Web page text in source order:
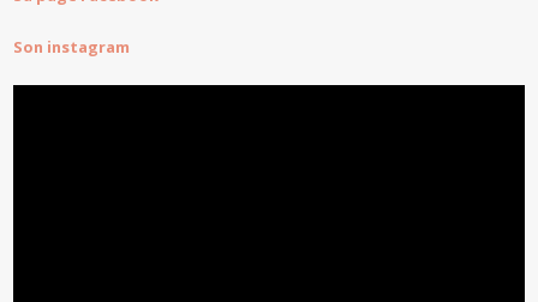
Son instagram